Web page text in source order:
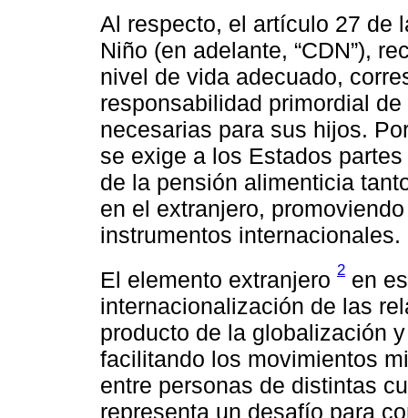
Al respecto, el artículo 27 de
Niño (en adelante, “CDN”),
nivel de vida adecuado,
responsabilidad primordial
necesarias para sus hijos.
se exige a los Estados
de la pensión alimenticia
en el extranjero,
instrumentos internacionales.
El elemento extranjero 2 en
internacionalización de las
producto de la globalización
facilitando los movimientos
entre personas de distintas
representa un desafío para